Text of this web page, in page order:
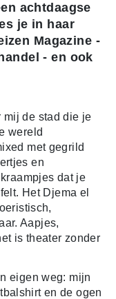
achtdaagse
je in haar
Magazine -
- en ook
mij de stad die je
wereld
met gegrild
en
dat je
Het Djema el
Aapjes,
is theater zonder
eigen weg: mijn
en de ogen